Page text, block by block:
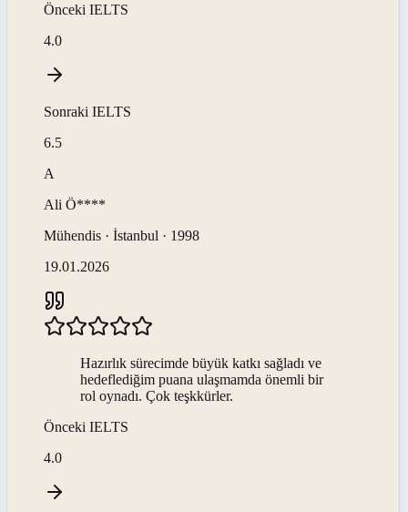
Önceki IELTS
4.0
Sonraki IELTS
6.5
A
Ali Ö****
Mühendis · İstanbul · 1998
19.01.2026
Hazırlık sürecimde büyük katkı sağladı ve
hedeflediğim puana ulaşmamda önemli bir
rol oynadı. Çok teşkkürler.
Önceki IELTS
4.0